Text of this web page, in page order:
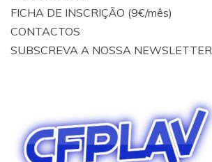
FICHA DE INSCRIÇÃO (9€/mês)
CONTACTOS
SUBSCREVA A NOSSA NEWSLETTER